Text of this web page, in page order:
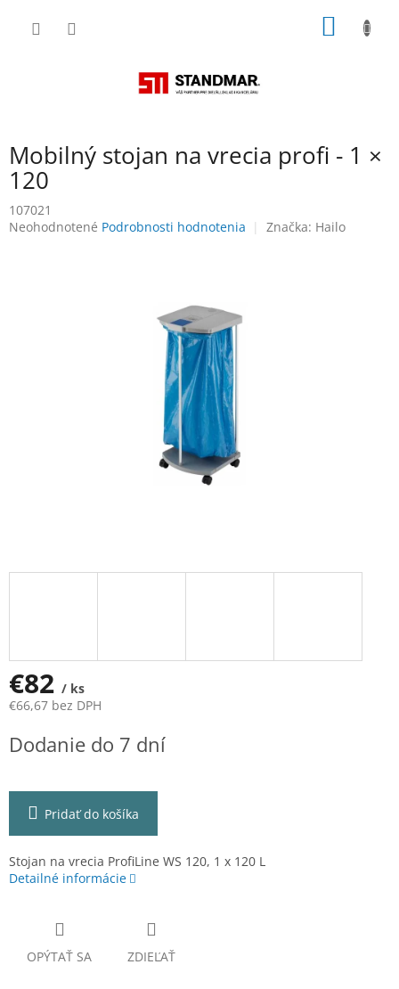
Mobilný stojan na vrecia profi - 1 ×
120
107021
Priemerné
Neohodnotené Podrobnosti hodnotenia Značka: Hailo
€82 / ks
€66,67 bez DPH
cena:
Dodanie do 7 dní
Pridať do košíka
Stojan na vrecia ProfiLine WS 120, 1 x 120 L
Detailné informácie
OPÝTAŤ SA ZDIEĽAŤ